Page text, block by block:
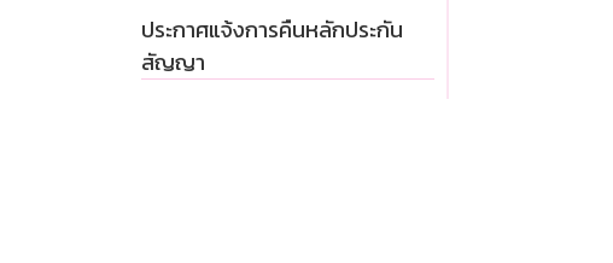
ประกาศแจ้งการคืนหลักประกัน
สัญญา